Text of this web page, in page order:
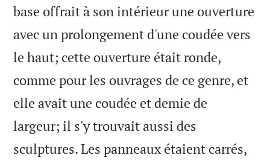
base offrait à son intérieur une ouverture
avec un prolongement d'une coudée vers
le haut; cette ouverture était ronde,
comme pour les ouvrages de ce genre, et
elle avait une coudée et demie de
largeur; il s'y trouvait aussi des
sculptures. Les panneaux étaient carrés,